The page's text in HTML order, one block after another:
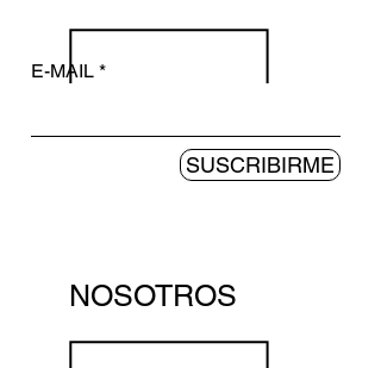
E-MAIL
SUSCRIBIRME
NOSOTROS